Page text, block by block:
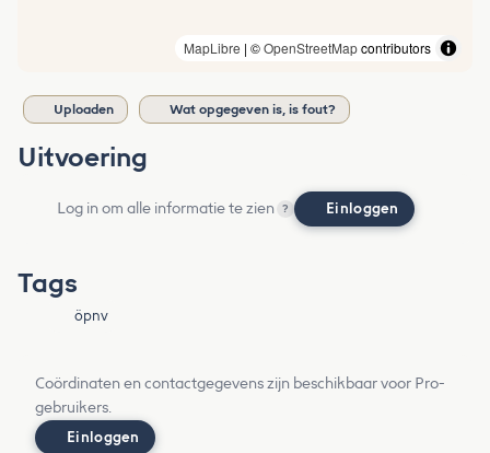
MapLibre | ©OpenStreetMapcontributors
Uploaden Wat opgegeven is, is fout?
Uitvoering
Log in om alle informatie te zien ? Einloggen
Tags
öpnv
Coördinaten en contactgegevens zijn beschikbaar voor Pro-
gebruikers.
Einloggen